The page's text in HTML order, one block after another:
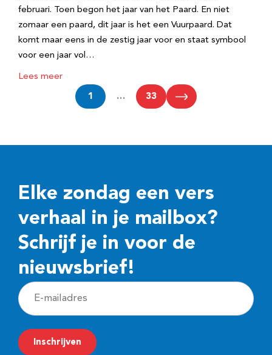
februari. Toen begon het jaar van het Paard. En niet
zomaar een paard, dit jaar is het een Vuurpaard. Dat
komt maar eens in de zestig jaar voor en staat symbool
voor een jaar vol…
Lees meer
1 … 33
Elke zondag een vers
verhaal in je mailbox?
Schrijf je in voor de
nieuwsbrief!
E
-
m
a
Inschrijven